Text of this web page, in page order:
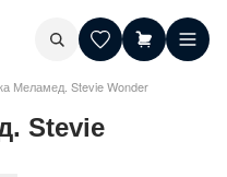
Меламед. Stevie Wonder
Stevie